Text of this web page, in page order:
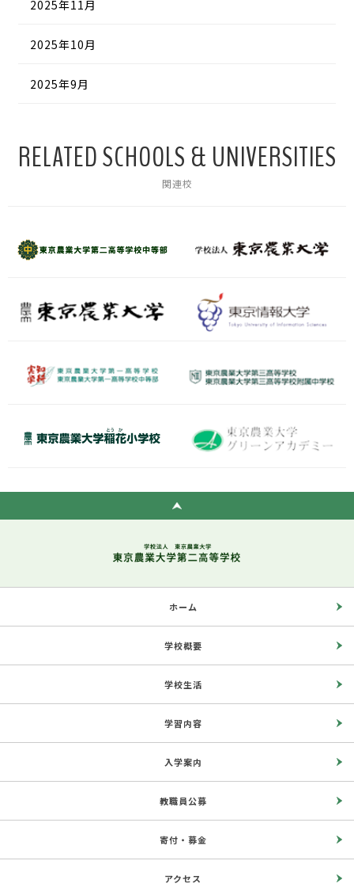
2025年11月
2025年10月
2025年9月
RELATED SCHOOLS & UNIVERSITIES
関連校
ホーム
学校概要
学校生活
学習内容
入学案内
教職員公募
寄付・募金
アクセス